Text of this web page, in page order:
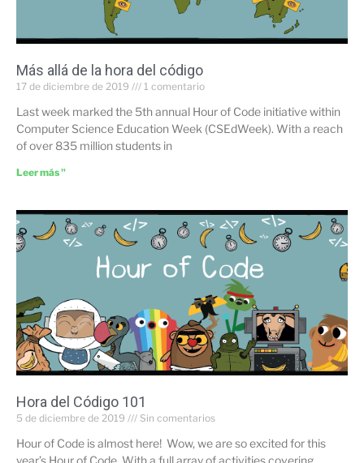
Más allá de la hora del código
17 de diciembre de 2019 1 comentario
Last week marked the 5th annual Hour of Code initiative within
Computer Science Education Week (CSEdWeek). With a reach
of over 835 million students in
Leer más "
Hora del Código 101
5 de diciembre de 2019 Sin comentarios
Hour of Code is almost here! Wow, we are so excited for this
year’s Hour of Code. With a full array of activities covering